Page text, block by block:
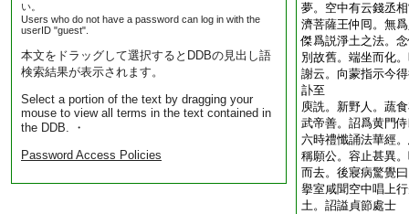
い。
Users who do not have a password can log in with the
userID "guest".
本文をドラッグして選択するとDDBの見出し語
検索結果が表示されます。
Select a portion of the text by dragging your
mouse to view all terms in the text contained in
the DDB. ・
Password Access Policies
夢。空中有云錢丞
濟菩薩王仲囘。無
傑爲説淨土之法。
別故舊。端坐而化
謝云。向蒙指示今
訃至
庾詵。新野人。蔬
武帝善。詔爲黄門
六時禮懺誦法華經
稱願公。容止甚異
而去。後寢病驚覺
擧室咸聞空中唱上
土。詔謚貞節處士